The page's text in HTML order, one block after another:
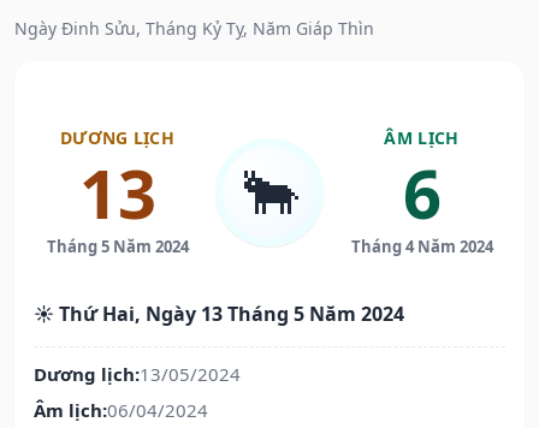
Ngày Đinh Sửu, Tháng Kỷ Tỵ, Năm Giáp Thìn
DƯƠNG LỊCH
13
Tháng 5 Năm 2024
🐂
ÂM LỊCH
6
Tháng 4 Năm 2024
☀️ Thứ Hai, Ngày 13 Tháng 5 Năm 2024
Dương lịch:13/05/2024
Âm lịch:06/04/2024